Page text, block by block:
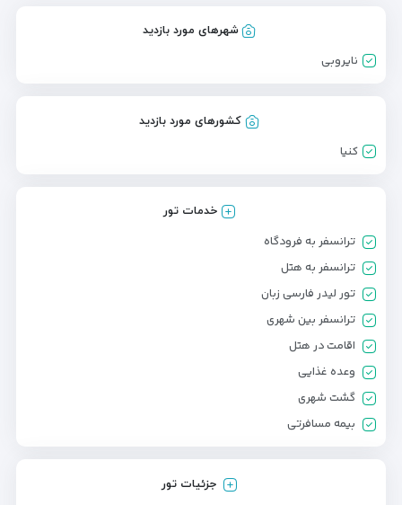
شهرهای مورد بازدید
نایروبی
کشورهای مورد بازدید
کنیا
خدمات تور
ترانسفر به فرودگاه
ترانسفر به هتل
تور لیدر فارسی زبان
ترانسفر بین شهری
اقامت در هتل
وعده غذایی
گشت شهری
بیمه مسافرتی
جزئیات تور